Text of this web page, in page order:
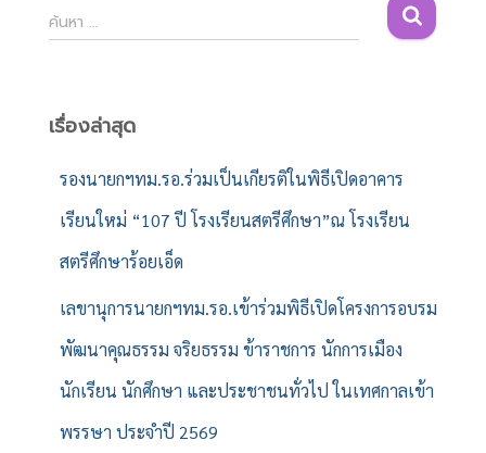
ค้
น
สำ
ค้นหา …
เรื่องล่าสุด
รองนายกฯทม.รอ.ร่วมเป็นเกียรติในพิธีเปิดอาคาร
เรียนใหม่ “107 ปี โรงเรียนสตรีศึกษา”ณ โรงเรียน
สตรีศึกษาร้อยเอ็ด
เลขานุการนายกฯทม.รอ.เข้าร่วมพิธีเปิดโครงการอบรม
พัฒนาคุณธรรม จริยธรรม ข้าราชการ นักการเมือง
นักเรียน นักศึกษา และประชาชนทั่วไป ในเทศกาลเข้า
พรรษา ประจำปี 2569